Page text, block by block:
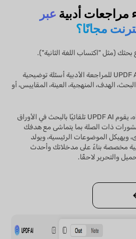
مراجعات أدبية عبر
مجانًا؟
(مثل "اكتساب اللغة الثانية").
بعد ذلك، سيطرح UPDF AI للمراجعة الأدبية أسئلة توضيحية
الهدف، المنهجية، العينة، المقاييس، أو
بمجرد تحديد الاتجاه، يقوم UPDF AI تلقائيًا بالبحث في الأوراق
ذات الصلة بما يتماشى مع هدفك
ويهيكل الموضوعات الرئيسية، ويولد
مخصصة بناءً على مدخلاتك وأحدث
والتحرير لاحقًا.